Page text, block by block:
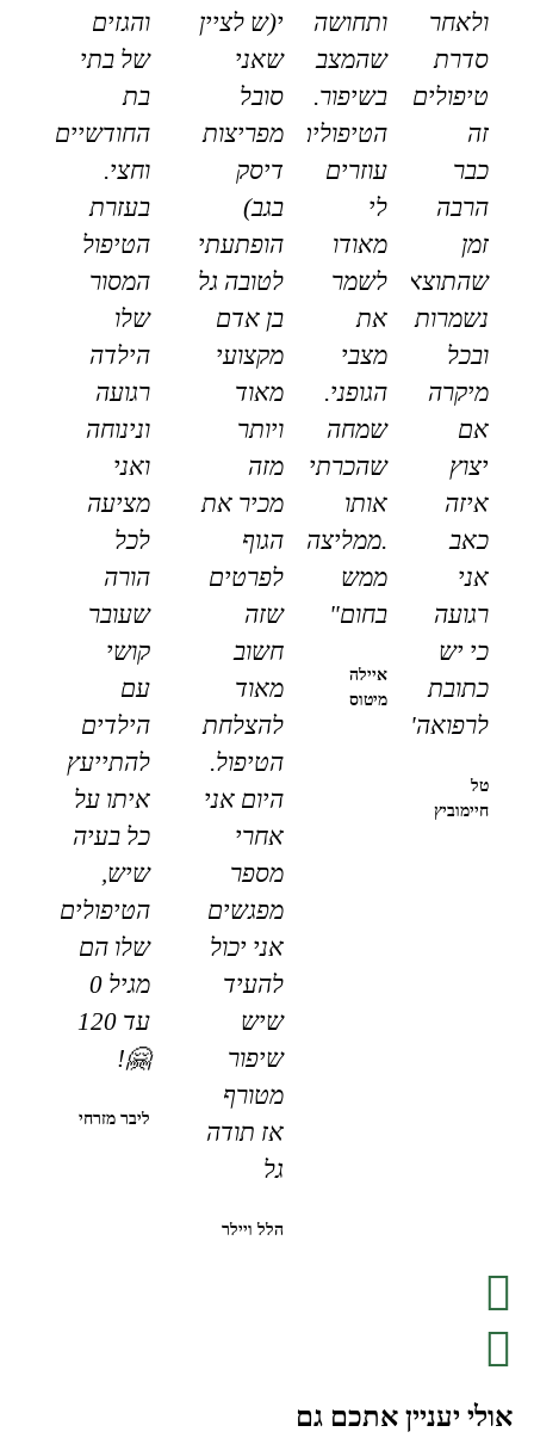
ולאחר
סדרת
טיפולים
זה
כבר
הרבה
זמן
שהתוצאות
נשמרות
ובכל
מיקרה
אם
יצוץ
איזה
כאב
אני
רגועה
כי יש
כתובת
לרפואה"
טל
חיימוביץ
ותחושה
שהמצב
בשיפור.
הטיפולים
עוזרים
לי
מאודו
לשמר
את
מצבי
הגופני.
שמחה
שהכרתי
אותו
.ממליצה
ממש
בחום"
איילה
מיטוס
י(ש לציין
שאני
סובל
מפריצות
דיסק
בגב)
הופתעתי
לטובה גל
בן אדם
מקצועי
מאוד
ויותר
מזה
מכיר את
הגוף
לפרטים
שזה
חשוב
מאוד
להצלחת
הטיפול.
היום אני
אחרי
מספר
מפגשים
אני יכול
להעיד
שיש
שיפור
מטורף
אז תודה
גל
הלל ויילר
והגזים
של בתי
בת
החודשיים
וחצי.
בעזרת
הטיפול
המסור
שלו
הילדה
רגועה
ונינוחה
ואני
מציעה
לכל
הורה
שעובר
קושי
עם
הילדים
להתייעץ
איתו על
כל בעיה
שיש,
הטיפולים
שלו הם
מגיל 0
עד 120
🤗!
ליבר מזרחי
אולי יעניין אתכם גם